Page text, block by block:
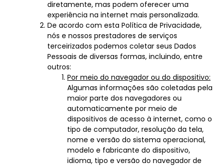
diretamente, mas podem oferecer uma
experiência na internet mais personalizada.
De acordo com esta Política de Privacidade,
nós e nossos prestadores de serviços
terceirizados podemos coletar seus Dados
Pessoais de diversas formas, incluindo, entre
outros:
Por meio do navegador ou do dispositivo:
Algumas informações são coletadas pela
maior parte dos navegadores ou
automaticamente por meio de
dispositivos de acesso à internet, como o
tipo de computador, resolução da tela,
nome e versão do sistema operacional,
modelo e fabricante do dispositivo,
idioma, tipo e versão do navegador de